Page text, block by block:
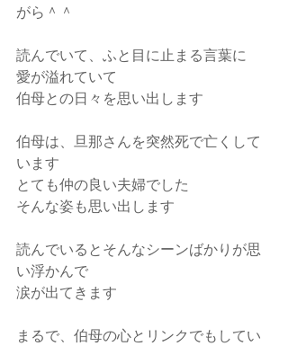
がら＾＾
読んでいて、ふと目に止まる言葉に
愛が溢れていて
伯母との日々を思い出します
伯母は、旦那さんを突然死で亡くして
います
とても仲の良い夫婦でした
そんな姿も思い出します
読んでいるとそんなシーンばかりが思
い浮かんで
涙が出てきます
まるで、伯母の心とリンクでもしてい